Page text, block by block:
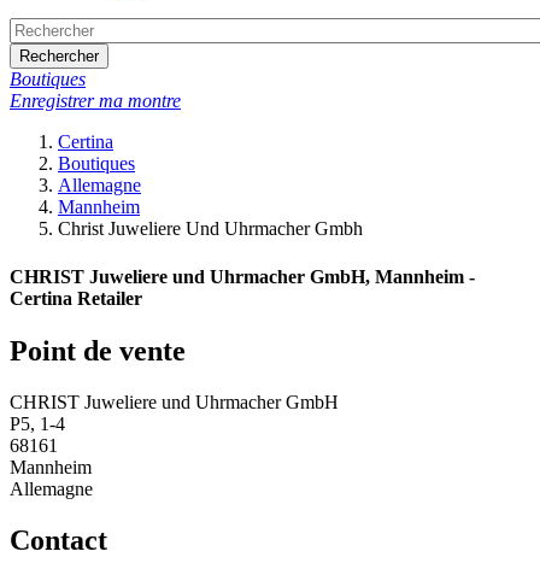
Rechercher
Boutiques
Enregistrer ma montre
Certina
Boutiques
Allemagne
Mannheim
Christ Juweliere Und Uhrmacher Gmbh
CHRIST Juweliere und Uhrmacher GmbH, Mannheim -
Certina Retailer
Point de vente
CHRIST Juweliere und Uhrmacher GmbH
P5, 1-4
68161
Mannheim
Allemagne
Contact